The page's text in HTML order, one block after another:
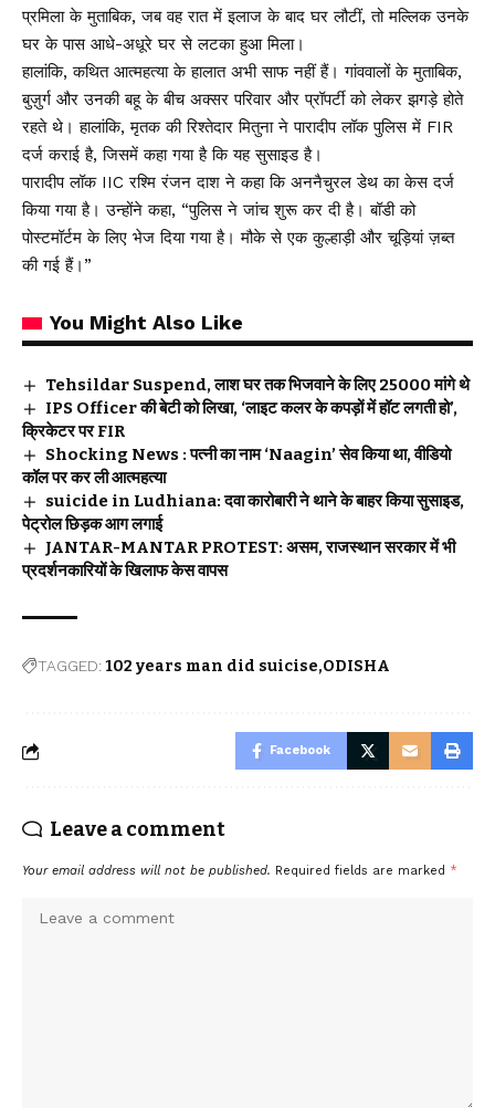
प्रमिला के मुताबिक, जब वह रात में इलाज के बाद घर लौटीं, तो मल्लिक उनके
घर के पास आधे-अधूरे घर से लटका हुआ मिला।
हालांकि, कथित आत्महत्या के हालात अभी साफ नहीं हैं। गांववालों के मुताबिक,
बुज़ुर्ग और उनकी बहू के बीच अक्सर परिवार और प्रॉपर्टी को लेकर झगड़े होते
रहते थे। हालांकि, मृतक की रिश्तेदार मितुना ने पारादीप लॉक पुलिस में FIR
दर्ज कराई है, जिसमें कहा गया है कि यह सुसाइड है।
पारादीप लॉक IIC रश्मि रंजन दाश ने कहा कि अननैचुरल डेथ का केस दर्ज
किया गया है। उन्होंने कहा, “पुलिस ने जांच शुरू कर दी है। बॉडी को
पोस्टमॉर्टम के लिए भेज दिया गया है। मौके से एक कुल्हाड़ी और चूड़ियां ज़ब्त
की गई हैं।”
You Might Also Like
Tehsildar Suspend, लाश घर तक भिजवाने के लिए ₹25000 मांगे थे
IPS Officer की बेटी को लिखा, ‘लाइट कलर के कपड़ों में हॉट लगती हो’,
क्रिकेटर पर FIR
Shocking News : पत्नी का नाम ‘Naagin’ सेव किया था, वीडियो
कॉल पर कर ली आत्महत्या
suicide in Ludhiana: दवा कारोबारी ने थाने के बाहर किया सुसाइड,
पेट्रोल छिड़क आग लगाई
JANTAR-MANTAR PROTEST: असम, राजस्थान सरकार में भी
प्रदर्शनकारियों के खिलाफ केस वापस
TAGGED:102 years man did suicise ODISHA
Facebook
Leave a comment
Your email address will not be published. Required fields are marked *